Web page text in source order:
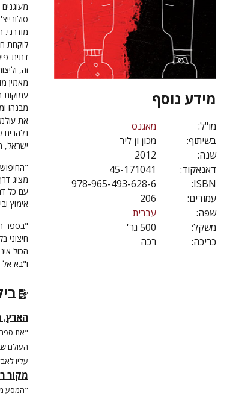
מידע נוסף
מו"ל:
מאגנס
בשיתוף:
מכון ון ליר
שנה:
2012
דאנאקוד:
45-171041
ISBN:
978-965-493-628-6
עמודים:
206
שפה:
עברית
משקל:
500 גר'
כריכה:
רכה
לוקחת
דתית-
זה,
מאמין
עמוקות
מבנהו
את
נלהבים
ישראל,
מציג
עם כל
אימוץ
"בספר
חיצוני
הכול
ו"בא אל
הארץ,
"את
העולם
עליו
מקור
"המסע